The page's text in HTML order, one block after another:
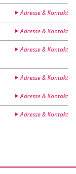
Adresse & Kontakt
Adresse & Kontakt
Adresse & Kontakt
Adresse & Kontakt
Adresse & Kontakt
Adresse & Kontakt